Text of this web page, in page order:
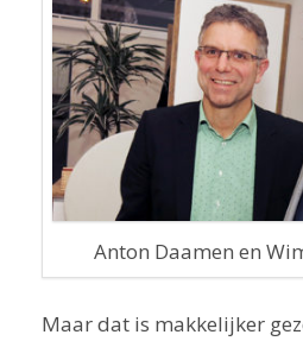
Anton Daamen en
Maar dat is makkelijker